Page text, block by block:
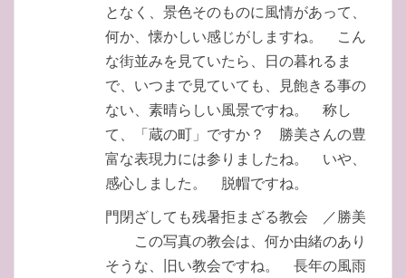
となく、景色そのものに風情があって、
何か、懐かしい感じがしますね。 こん
な街並みを見ていたら、日の暮れるま
で、いつまで見ていても、見飽きる事の
ない、素晴らしい風景ですね。 称し
て、「蔵の町」ですか？ 勝美さんの豊
富な表現力には参りましたね。 いや、
感心しました。 脱帽ですね。
門閉ざしても残暑拒まざる教会 ／勝美
この写真の教会は、何か由緒のあり
そうな、旧い教会ですね。 長年の風雨